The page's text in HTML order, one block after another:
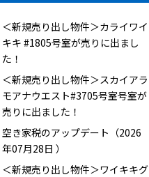
＜新規売り出し物件＞カライワイ
キキ #1805号室が売りに出まし
た！
＜新規売り出し物件＞スカイアラ
モアナウエスト#3705号室号室が
売りに出ました！
空き家税のアップデート（2026
年07月28日 ）
＜新規売り出し物件＞ワイキキグ